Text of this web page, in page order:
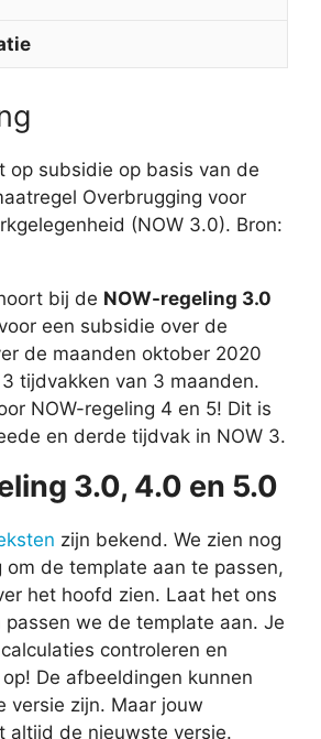
op subsidie op basis van de
Overbrugging voor
(NOW 3.0). Bron:
bij de NOW-regeling 3.0
een subsidie over de
de maanden oktober 2020
tijdvakken van 3 maanden.
NOW-regeling 4 en 5! Dit is
en derde tijdvak in NOW 3.
3.0, 4.0 en 5.0
zijn bekend. We zien nog
om de template aan te passen,
het hoofd zien. Laat het ons
we de template aan. Je
controleren en
De afbeeldingen kunnen
versie zijn. Maar jouw
altijd de nieuwste versie.